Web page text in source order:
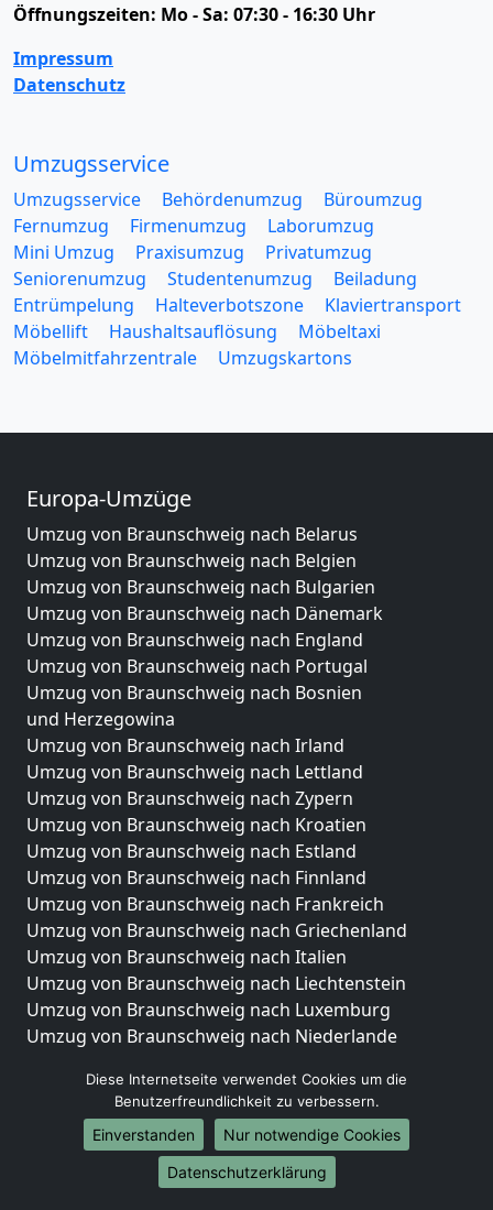
Öffnungszeiten: Mo - Sa: 07:30 - 16:30 Uhr
Impressum
Datenschutz
Umzugsservice
Umzugsservice Behördenumzug
Büroumzug
Fernumzug
Firmenumzug
Laborumzug
Mini Umzug
Praxisumzug
Privatumzug
Seniorenumzug
Studentenumzug
Beiladung
Entrümpelung
Halteverbotszone
Klaviertransport
Möbellift
Haushaltsauflösung
Möbeltaxi
Möbelmitfahrzentrale
Umzugskartons
Europa-Umzüge
Umzug von Braunschweig nach Belarus
Umzug von Braunschweig nach Belgien
Umzug von Braunschweig nach Bulgarien
Umzug von Braunschweig nach Dänemark
Umzug von Braunschweig nach England
Umzug von Braunschweig nach Portugal
Umzug von Braunschweig nach Bosnien
und Herzegowina
Umzug von Braunschweig nach Irland
Umzug von Braunschweig nach Lettland
Umzug von Braunschweig nach Zypern
Umzug von Braunschweig nach Kroatien
Umzug von Braunschweig nach Estland
Umzug von Braunschweig nach Finnland
Umzug von Braunschweig nach Frankreich
Umzug von Braunschweig nach Griechenland
Umzug von Braunschweig nach Italien
Umzug von Braunschweig nach Liechtenstein
Umzug von Braunschweig nach Luxemburg
Umzug von Braunschweig nach Niederlande
Umzüge-Deutschlandweit
Umzug von Braunschweig nach Berlin
Umzug von Braunschweig nach Hamburg
Umzug von Braunschweig nach München
Diese Internetseite verwendet Cookies um die
Benutzerfreundlichkeit zu verbessern.
Einverstanden
Nur notwendige Cookies
Datenschutzerklärung